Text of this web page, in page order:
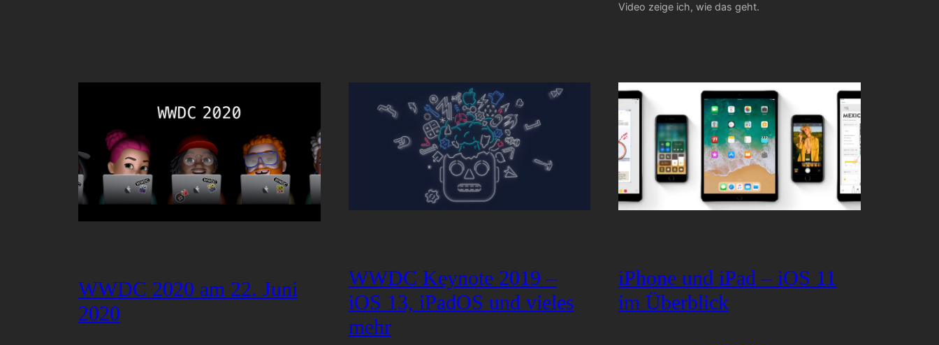
Video zeige ich, wie das geht.
WWDC 2020 am 22. Juni
2020
WWDC Keynote 2019 –
iOS 13, iPadOS und vieles
mehr
iPhone und iPad – iOS 11
im Überblick